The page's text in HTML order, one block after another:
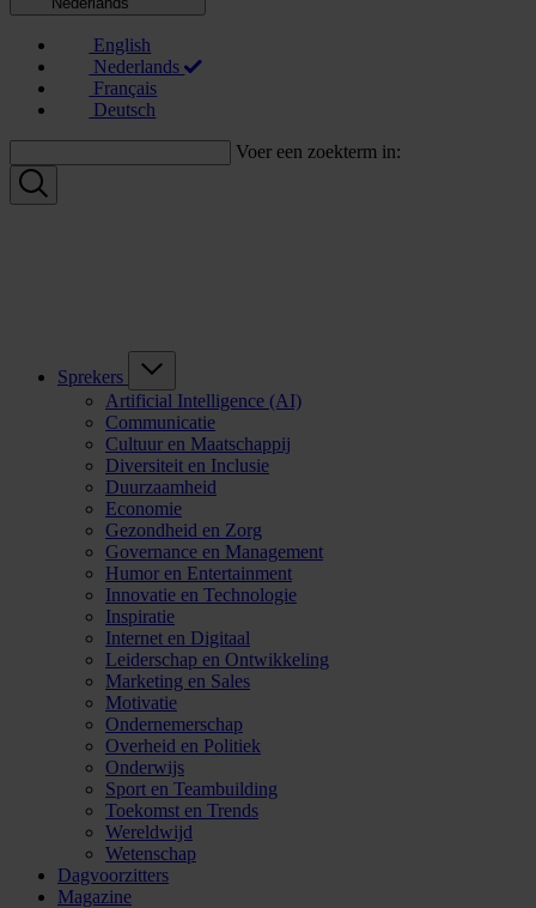
English
Nederlands
Français
Deutsch
Voer een zoekterm in:
Sprekers
Artificial Intelligence (AI)
Communicatie
Cultuur en Maatschappij
Diversiteit en Inclusie
Duurzaamheid
Economie
Gezondheid en Zorg
Governance en Management
Humor en Entertainment
Innovatie en Technologie
Inspiratie
Internet en Digitaal
Leiderschap en Ontwikkeling
Marketing en Sales
Motivatie
Ondernemerschap
Overheid en Politiek
Onderwijs
Sport en Teambuilding
Toekomst en Trends
Wereldwijd
Wetenschap
Dagvoorzitters
Magazine